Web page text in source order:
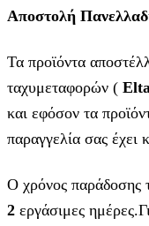
Αποστολή
Τα προϊόντα
ταχυμεταφορών (
και εφόσον τα
παραγγελία σας έχει
Ο χρόνος παράδοσης
2 εργάσιμες